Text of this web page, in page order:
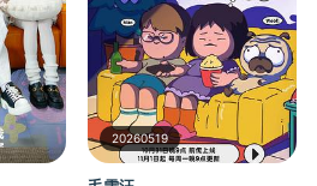
20260519